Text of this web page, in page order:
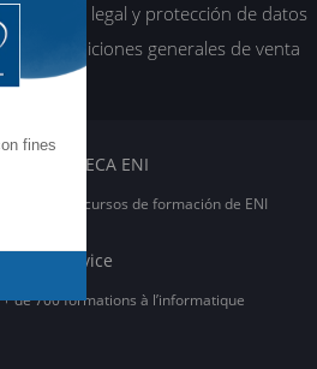
Aviso legal y protección de datos
Condiciones generales de venta
BIBLIOTECA ENI
Todos los recursos de formación de ENI
ENI Service
+ de 700 formations à l’informatique